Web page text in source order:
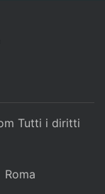
Tutti i diritti
Roma